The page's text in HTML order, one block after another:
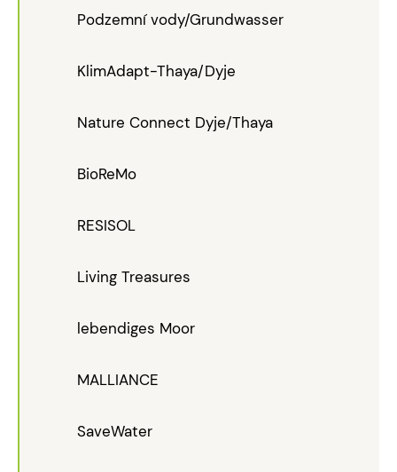
Podzemní vody/Grundwasser
KlimAdapt-Thaya/Dyje
Nature Connect Dyje/Thaya
BioReMo
RESISOL
Living Treasures
lebendiges Moor
MALLIANCE
SaveWater